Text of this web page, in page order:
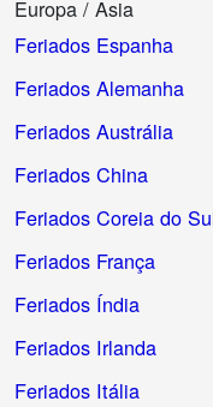
Europa / Asia
Feriados Espanha
Feriados Alemanha
Feriados Austrália
Feriados China
Feriados Coreia do
Feriados França
Feriados Índia
Feriados Irlanda
Feriados Itália